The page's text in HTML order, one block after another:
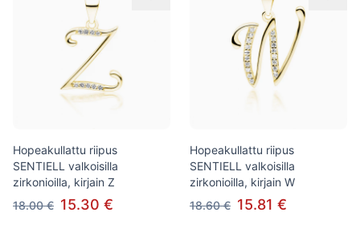
Hopeakullattu riipus
SENTIELL valkoisilla
zirkonioilla, kirjain Z
18.00 € 15.30 €
Hopeakullattu riipus
SENTIELL valkoisilla
zirkonioilla, kirjain W
18.60 € 15.81 €